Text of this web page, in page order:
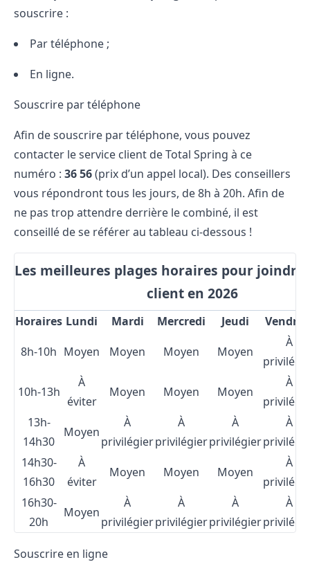
souscrire :
Par téléphone ;
En ligne.
Souscrire par téléphone
Afin de souscrire par téléphone, vous pouvez
contacter le service client de Total Spring à ce
numéro : 36 56(prix d’un appel local). Des conseillers
vous répondront tous les jours, de 8h à 20h. Afin de
ne pas trop attendre derrière le combiné, il est
conseillé de se référer au tableau ci-dessous !
Les meilleures plages horaires pour joindre
client en 2026
Horaires Lundi Mardi Mercredi Jeudi
8h-10h Moyen Moyen Moyen Moyen
À
10h-13h
À
éviter
Moyen Moyen Moyen
À
13h-
14h30
Moyen
À
privilégier
À
privilégier
À
privilégier
À
14h30-
16h30
À
éviter
Moyen Moyen Moyen
À
16h30-
20h
Moyen
À
privilégier
À
privilégier
À
privilégier
À
Souscrire en ligne